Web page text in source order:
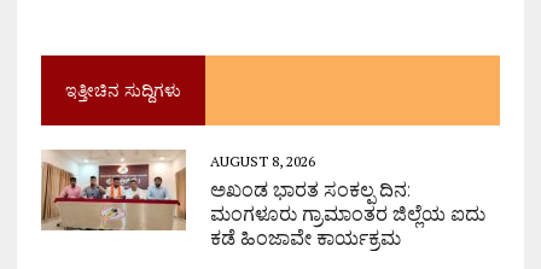
ಇತ್ತೀಚಿನ ಸುದ್ದಿಗಳು
AUGUST 8, 2026
ಅಖಂಡ ಭಾರತ ಸಂಕಲ್ಪ ದಿನ:
ಮಂಗಳೂರು ಗ್ರಾಮಾಂತರ ಜಿಲ್ಲೆಯ ಐದು
ಕಡೆ ಹಿಂಜಾವೇ ಕಾರ್ಯಕ್ರಮ